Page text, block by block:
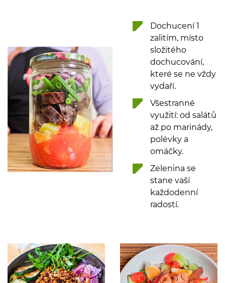
zalitím, místo
složitého
dochucování,
které se ne vždy
vydaří.
Všestranné
využití: od salátů
až po marinády,
polévky a
omáčky.
Zelenina se
stane vaší
každodenní
radostí.